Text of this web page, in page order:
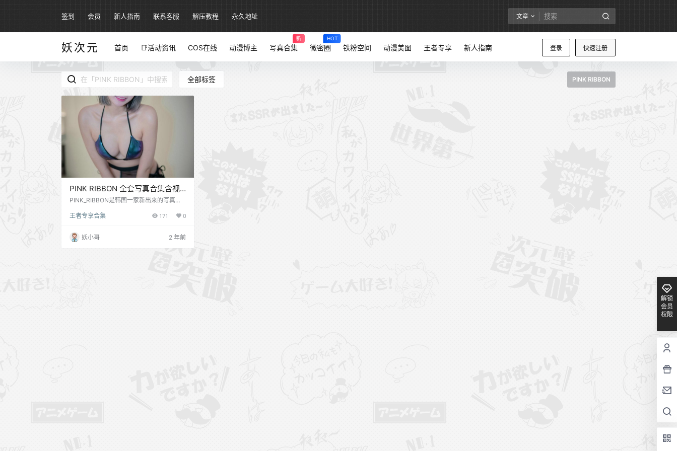
签到 会员 新人指南 联系客服 解压教程 永久地址 文章
妖次元 登录 快速注册
首页 📑活动资讯 COS在线 动漫博主 写真合集
新
微密圈
HOT
铁粉空间 动漫美图 王者专享 新人指南
全部标签 PINK RIBBON
PINK RIBBON 全套写真合集含视
频31期50GB[持续更新]
PINK_RIBBON是韩国一家新出来的写真机
看，风格还是很多的，在韩国这行是很卷
目录 [11.3更1] 031.PINK- Lee Ahrin – Bikin
i Day[144P-2V-2.57G] [11.1更1] 030.PINK
- Lee Ahrin – Meet Me In The Summer[90
王者专享合集 171 0
妖小哥 2 年前
解锁
会员
权限